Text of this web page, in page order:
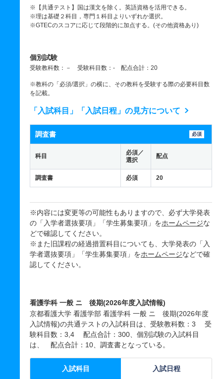
※【共通テスト】国は漢文を除く。英語資格を活用できる。
※理は基礎２科目，専門１科目よりいずれか選択。
※GTECのスコアに応じて段階的に加点する。(その他資格あり)
個別試験
受験教科数：－ 受験科目数：- 配点合計：20
※教科の「必須/選択」の横に、その教科を受験する際の必要科目数
を記載。
「入試科目」「入試日程」の見方について
調査書 必須
科目
必須／
選択
配点
調査書 必須 20
※内容には変更等の可能性もありますので、必ず大学発表
の「入学者選抜要項」「学生募集要項」をホームページな
どで確認してください。
※また旧課程の経過措置科目についても、大学発表の「入
学者選抜要項」「学生募集要項」をホームページなどで確
認してください。
看護学科 一般 ニ 後期(2026年度入試情報)
京都看護大学 看護学部 看護学科 一般 ニ 後期(2026年度
入試情報)の共通テストの入試科目は、受験教科数：3 受
験科目数：3,4 配点合計：300、個別試験の入試科目
は、 配点合計：10、調査書となっている。
入試科目 入試日程